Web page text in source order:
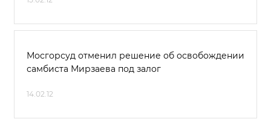
Мосгорсуд отменил решение об освобождении
самбиста Мирзаева под залог
14.02.12